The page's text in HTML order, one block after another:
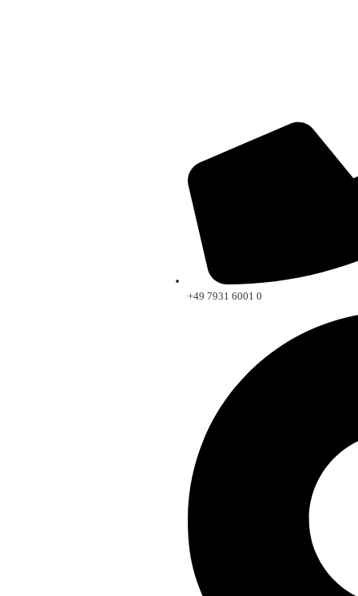
+49 7931 6001 0